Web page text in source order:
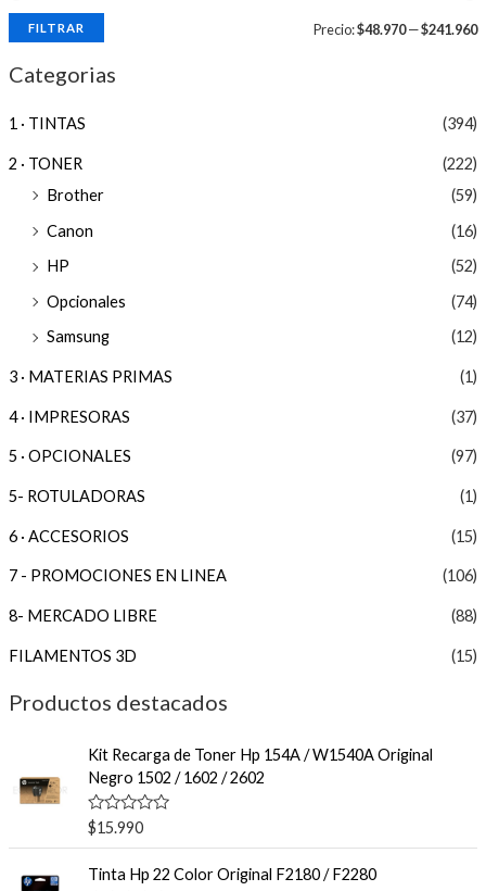
FILTRAR Precio:$48.970—$241.960
Categorias
1 · TINTAS (394)
2 · TONER
(222)
Brother
(59)
Canon
(16)
HP
(52)
Opcionales
(74)
Samsung
(12)
3 · MATERIAS PRIMAS (1)
4 · IMPRESORAS (37)
5 · OPCIONALES (97)
5- ROTULADORAS (1)
6 · ACCESORIOS (15)
7 - PROMOCIONES EN LINEA (106)
8- MERCADO LIBRE (88)
FILAMENTOS 3D (15)
Productos destacados
Kit Recarga de Toner Hp 154A / W1540A Original
Negro 1502 / 1602 / 2602
V
a
o
$15.990
Tinta Hp 22 Color Original F2180 / F2280